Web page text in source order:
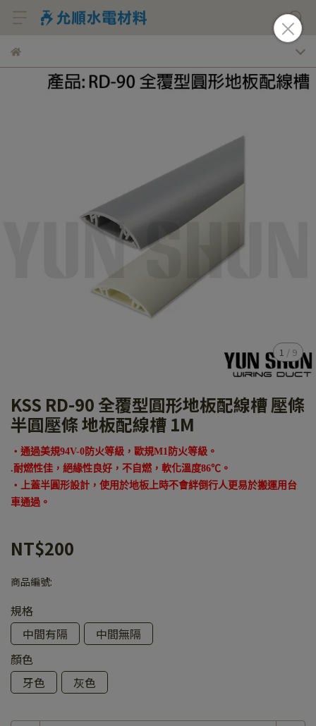
1 / 9
KSS RD-90 全覆型圓形地板配線槽 壓條
半圓壓條 地板配線槽 1M
‧通過美規94V-0防火等級，歐規M1防火等級。
.耐燃性佳，絕緣性良好，不自燃，軟化溫度86℃。
‧上蓋半圓形設計，使用於地板上時不會絆倒行人更易於搬運用台
車通過。
NT$200
商品編號:
規格
中間有隔
中間無隔
顏色
牙色
灰色